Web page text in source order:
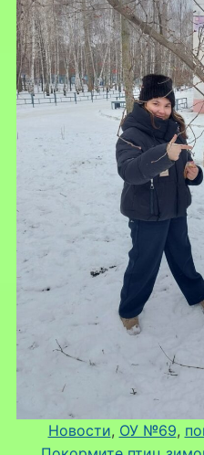
Новости, ОУ №69,